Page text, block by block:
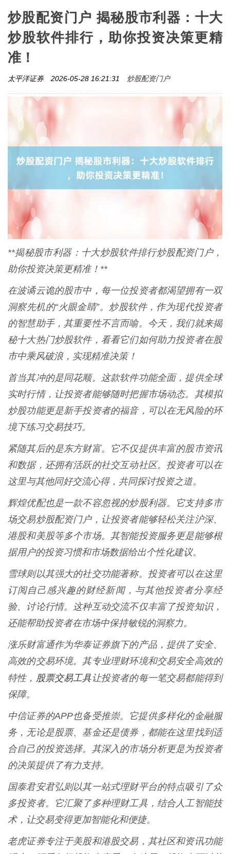
炒股配资门户 揭秘股市利器：十大
炒股软件排行，助你投资决策更精
准！
太平洋证券 2026-05-28 16:21:31 炒股配资门户
**揭秘股市利器：十大炒股软件排行炒股配资门户，
助你投资决策更精准！**
在波谲云诡的股市中，每一位投资者都渴望拥有一双
洞察先机的“火眼金睛”。炒股软件，作为现代投资者
的智慧助手，其重要性不言而喻。今天，我们就来揭
秘十大热门炒股软件，看看它们如何助力投资者在股
市中乘风破浪，实现精准决策！
首当其冲的是同花顺。这款软件功能全面，提供全球
实时行情，让投资者能够随时把握市场动态。其模拟
炒股功能更是新手投资者的福音，可以在无风险的环
境下练习交易技巧。
紧随其后的是东方财富。它不仅提供丰富的股市资讯
和数据，还拥有活跃的社交互动社区。投资者可以在
这里与其他同好交流心得，共同探讨投资之道。
辉煌优配也是一款不容忽视的炒股利器。它支持多市
场交易炒股配资门户，让投资者能够轻松关注沪深、
港股和美股等多个市场。其智能投资服务更是能够根
据用户的投资习惯和市场数据给出个性化建议。
雪球则以其强大的社交功能著称。投资者可以在这里
订阅自己感兴趣的财经新闻，与其他投资者分享经
验、讨论行情。这种互动交流不仅丰富了投资知识，
还能帮助投资者在市场中保持敏锐的洞察力。
涨乐财富通作为华泰证券旗下的产品，提供了安全、
高效的交易环境。其专业理财环境和交易安全高效的
特性， 股票交易工具让投资者的每一笔交易都能得到
保障。
中信证券的APP也备受推崇。它提供多样化的金融服
务，无论是股票、基金还是债券，都能在这里找到适
合自己的投资选择。其深入的市场分析更是为投资者
的决策提供了有力支持。
国泰君安君弘则以其一站式理财平台的特点吸引了众
多投资者。它汇聚了多种理财工具，结合人工智能技
术，让交易变得更加智能化和便捷。
老虎证券专注于美股和港股交易，其社区和资讯功能